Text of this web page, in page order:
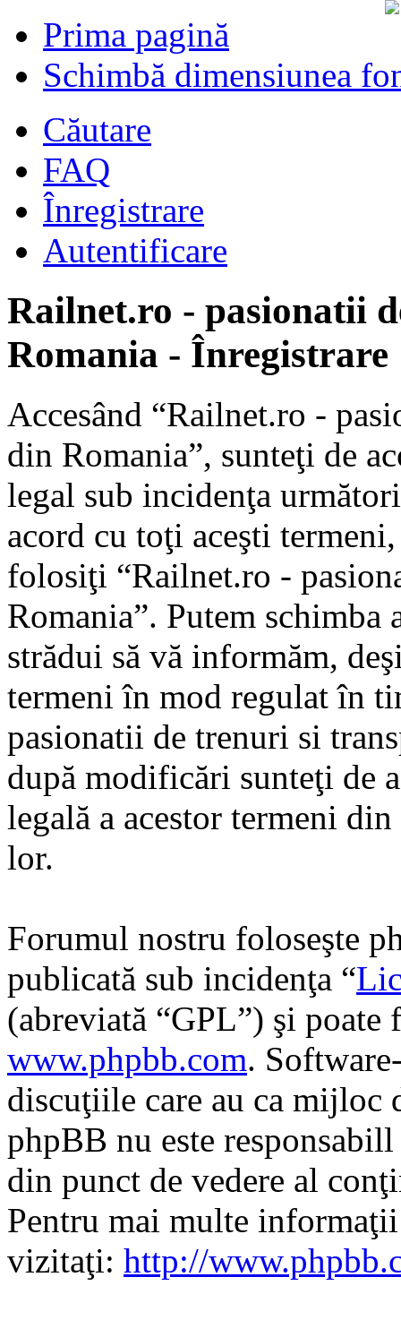
Prima pagină
Schimbă dimensiunea
Căutare
FAQ
Înregistrare
Autentificare
Railnet.ro - pasionatii
Romania - Înregistrare
Accesând “Railnet.ro -
din Romania”, sunteţi de
legal sub incidenţa
acord cu toţi aceşti
folosiţi “Railnet.ro -
Romania”. Putem
strădui să vă informăm,
termeni în mod regulat în
pasionatii de trenuri si
după modificări sunteţi de
legală a acestor termeni
lor.
Forumul nostru foloseşte
publicată sub incidenţa “
(abreviată “GPL”) şi poate
www.phpbb.com.
discuţiile care au ca mijloc
phpBB nu este
din punct de vedere al
Pentru mai multe
vizitaţi: http://